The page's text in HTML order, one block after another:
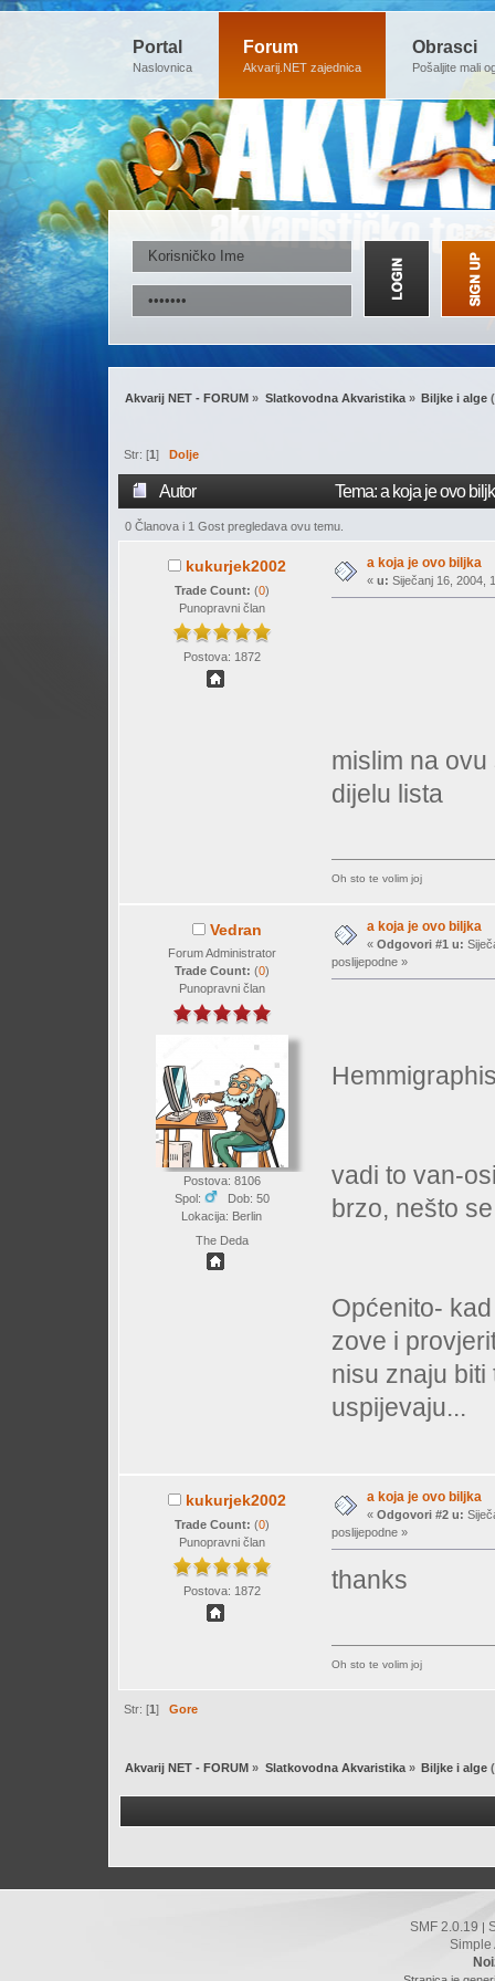
Portal
Naslovnica
Forum
Akvarij.NET zajednica
Obrasci
Pošaljite mali
Akvarij NET - FORUM » Slatkovodna Akvaristika» Biljke i alge
Str: [1] Dolje
Autor Tema: a koja je ovo
0 Članova i 1 Gost pregledava ovu temu.
kukurjek2002
Trade Count: (0)
Punopravni član
Postova: 1872
a koja je ovo biljka
« u: Siječanj 16, 2004,
mislim na
dijelu lista
Oh sto te volim joj
Vedran
Forum Administrator
Trade Count: (0)
Punopravni član
Postova: 8106
Spol:
Dob: 50
Lokacija: Berlin
The Deda
a koja je ovo biljka
« Odgovori #1 u:
poslijepodne »
vadi to van-
brzo, nešto
Općenito-
zove i
nisu znaju
uspijevaju...
kukurjek2002
Trade Count: (0)
Punopravni član
Postova: 1872
a koja je ovo biljka
« Odgovori #2 u:
poslijepodne »
thanks
Oh sto te volim joj
Str: [1]Gore
Akvarij NET - FORUM » Slatkovodna Akvaristika» Biljke i alge
SMF 2.0.19 |
Simple